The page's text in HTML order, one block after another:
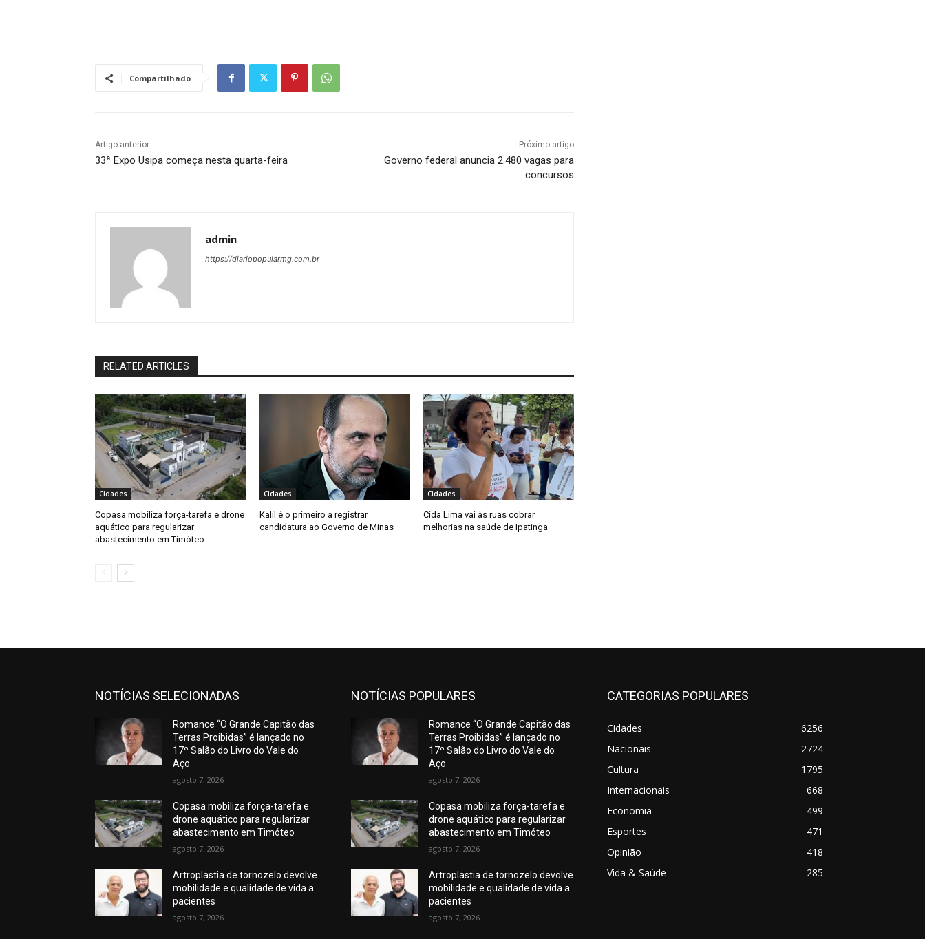
Compartilhado
Artigo anterior
33ª Expo Usipa começa nesta quarta-feira
Próximo artigo
Governo federal anuncia 2.480 vagas para
concursos
admin
https://diariopopularmg.com.br
RELATED ARTICLES
Cidades
Copasa mobiliza força-tarefa e drone
aquático para regularizar
abastecimento em Timóteo
Cidades
Kalil é o primeiro a registrar
candidatura ao Governo de Minas
Cidades
Cida Lima vai às ruas cobrar
melhorias na saúde de Ipatinga
NOTÍCIAS SELECIONADAS
Romance “O Grande Capitão das
Terras Proibidas” é lançado no
17º Salão do Livro do Vale do
Aço
agosto 7, 2026
Copasa mobiliza força-tarefa e
drone aquático para regularizar
abastecimento em Timóteo
agosto 7, 2026
Artroplastia de tornozelo devolve
mobilidade e qualidade de vida a
pacientes
agosto 7, 2026
NOTÍCIAS POPULARES
Romance “O Grande Capitão das
Terras Proibidas” é lançado no
17º Salão do Livro do Vale do
Aço
agosto 7, 2026
Copasa mobiliza força-tarefa e
drone aquático para regularizar
abastecimento em Timóteo
agosto 7, 2026
Artroplastia de tornozelo devolve
mobilidade e qualidade de vida a
pacientes
agosto 7, 2026
CATEGORIAS POPULARES
Cidades
6256
Nacionais
2724
Cultura
1795
Internacionais
668
Economia
499
Esportes
471
Opinião
418
Vida & Saúde
285